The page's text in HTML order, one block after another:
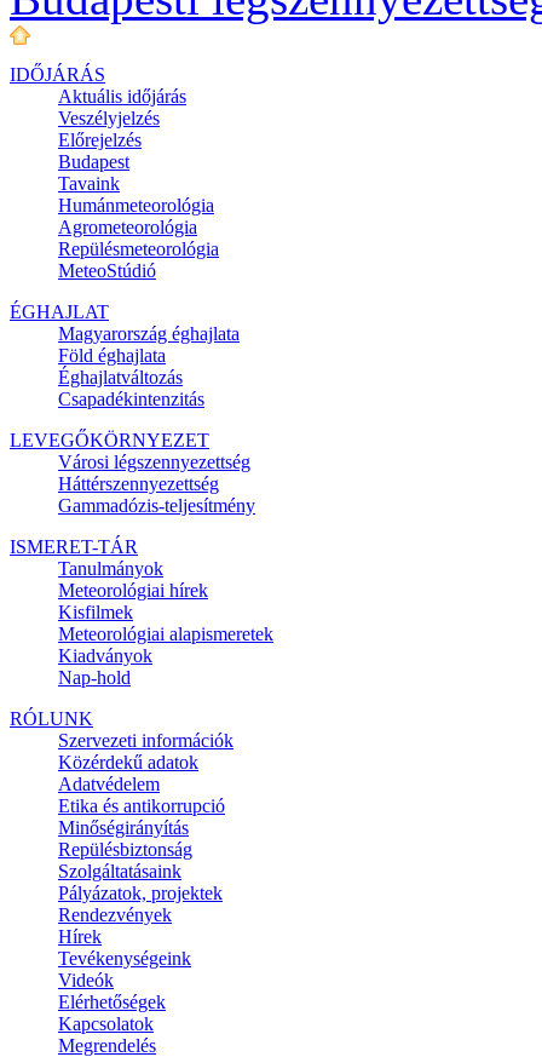
IDŐJÁRÁS
Aktuális időjárás
Veszélyjelzés
Előrejelzés
Budapest
Tavaink
Humánmeteorológia
Agrometeorológia
Repülésmeteorológia
MeteoStúdió
ÉGHAJLAT
Magyarország éghajlata
Föld éghajlata
Éghajlatváltozás
Csapadékintenzitás
LEVEGŐKÖRNYEZET
Városi légszennyezettség
Háttérszennyezettség
Gammadózis-teljesítmény
ISMERET-TÁR
Tanulmányok
Meteorológiai hírek
Kisfilmek
Meteorológiai alapismeretek
Kiadványok
Nap-hold
RÓLUNK
Szervezeti információk
Közérdekű adatok
Adatvédelem
Etika és antikorrupció
Minőségirányítás
Repülésbiztonság
Szolgáltatásaink
Pályázatok, projektek
Rendezvények
Hírek
Tevékenységeink
Videók
Elérhetőségek
Kapcsolatok
Megrendelés